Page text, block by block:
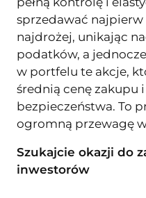
sprzedawać
najdrożej, unikając
podatków, a
w portfelu te akcje,
średnią cenę zakupu
bezpieczeństwa. To
ogromną przewagę
Szukajcie okazji do
inwestorów